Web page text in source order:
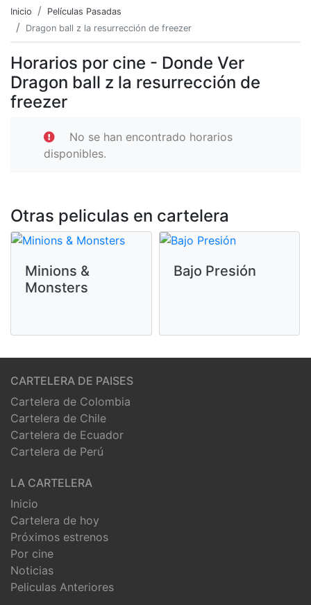
Inicio
Películas Pasadas
Dragon ball z la resurrección de freezer
Horarios por cine - Donde Ver
Dragon ball z la resurrección de
freezer
No se han encontrado horarios
disponibles.
Otras peliculas en cartelera
Minions &
Monsters
Bajo Presión
CARTELERA DE PAISES
Cartelera de Colombia
Cartelera de Chile
Cartelera de Ecuador
Cartelera de Perú
LA CARTELERA
Inicio
Cartelera de hoy
Próximos estrenos
Por cine
Noticias
Peliculas Anteriores